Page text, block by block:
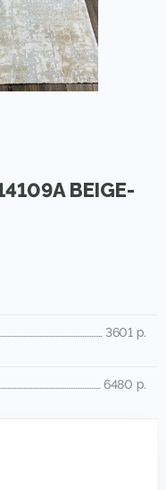
BEIGE-
3601 р.
6480 р.